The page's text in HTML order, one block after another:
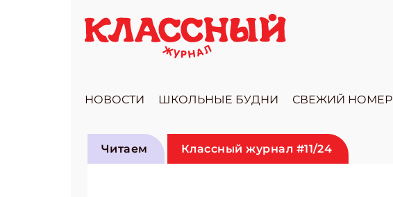
НОВОСТИ ШКОЛЬНЫЕ БУДНИ СВЕЖИЙ НОМЕР
Читаем Классный журнал #11/24